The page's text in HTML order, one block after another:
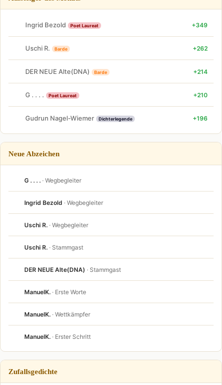
Ingrid Bezold Poet Laureat +349
Uschi R. Barde +262
DER NEUE Alte(DNA) Barde +214
G . . . . Poet Laureat +210
Gudrun Nagel-Wiemer Dichterlegende +196
Neue Abzeichen
G . . . . · Wegbegleiter
Ingrid Bezold · Wegbegleiter
Uschi R. · Wegbegleiter
Uschi R. · Stammgast
DER NEUE Alte(DNA) · Stammgast
ManuelK. · Erste Worte
ManuelK. · Wettkämpfer
ManuelK. · Erster Schritt
Zufallsgedichte